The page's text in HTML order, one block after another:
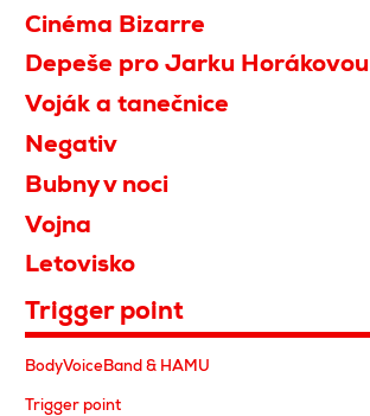
Cinéma Bizarre
Depeše pro Jarku Horákovou
Voják a tanečnice
Negativ
Bubny v noci
Vojna
Letovisko
Trigger point
BodyVoiceBand & HAMU
Trigger point